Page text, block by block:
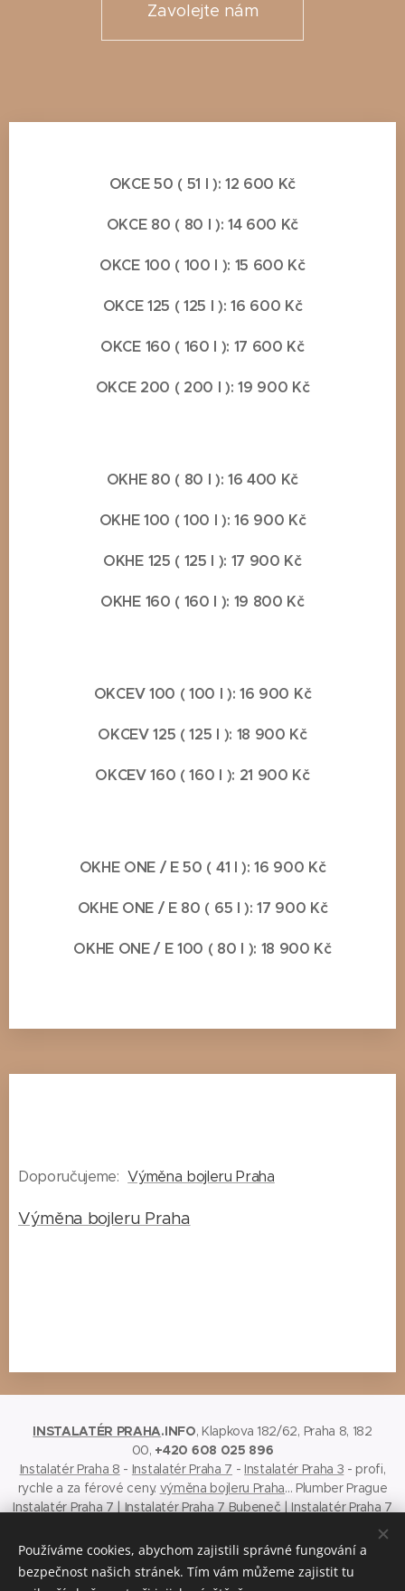
Zavolejte nám
OKCE 50 ( 51 l ): 12 600 Kč
OKCE 80 ( 80 l ): 14 600 Kč
OKCE 100 ( 100 l ): 15 600 Kč
OKCE 125 ( 125 l ): 16 600 Kč
OKCE 160 ( 160 l ): 17 600 Kč
OKCE 200 ( 200 l ): 19 900 Kč
OKHE 80 ( 80 l ): 16 400 Kč
OKHE 100 ( 100 l ): 16 900 Kč
OKHE 125 ( 125 l ): 17 900 Kč
OKHE 160 ( 160 l ): 19 800 Kč
OKCEV 100 ( 100 l ): 16 900 Kč
OKCEV 125 ( 125 l ): 18 900 Kč
OKCEV 160 ( 160 l ): 21 900 Kč
OKHE ONE / E 50 ( 41 l ): 16 900 Kč
OKHE ONE / E 80 ( 65 l ): 17 900 Kč
OKHE ONE / E 100 ( 80 l ): 18 900 Kč
Doporučujeme:Výměna bojleru Praha
Výměna bojleru Praha
INSTALATÉR PRAHA.INFO, Klapkova 182/62, Praha 8, 182
00, +420 608 025 896
Instalatér Praha 8 - Instalatér Praha 7 - Instalatér Praha 3 - profi,
rychle a za férové ceny. výměna bojleru Praha... Plumber Prague
Instalatér Praha 7|Instalatér Praha 7 Bubeneč|Instalatér Praha 7
|
Instalatér Praha 8| Instalatér Praha 8 Karlín|Instalatér Praha 8
Kobylisy
Instalatér Praha 8 Ďáblice | Instalatér Praha 8 Bohnice
Instalatér Praha 8 Čimice
Instalatér Praha 8 Libeň
Používáme cookies, abychom zajistili správné fungování a
bezpečnost našich stránek. Tím vám můžeme zajistit tu